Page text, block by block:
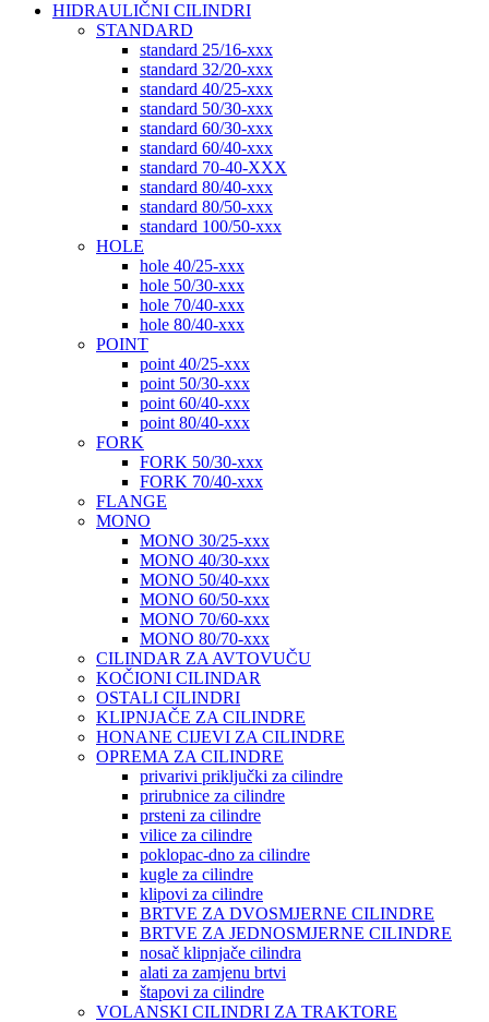
HIDRAULIČNI CILINDRI
STANDARD
standard 25/16-xxx
standard 32/20-xxx
standard 40/25-xxx
standard 50/30-xxx
standard 60/30-xxx
standard 60/40-xxx
standard 70-40-XXX
standard 80/40-xxx
standard 80/50-xxx
standard 100/50-xxx
HOLE
hole 40/25-xxx
hole 50/30-xxx
hole 70/40-xxx
hole 80/40-xxx
POINT
point 40/25-xxx
point 50/30-xxx
point 60/40-xxx
point 80/40-xxx
FORK
FORK 50/30-xxx
FORK 70/40-xxx
FLANGE
MONO
MONO 30/25-xxx
MONO 40/30-xxx
MONO 50/40-xxx
MONO 60/50-xxx
MONO 70/60-xxx
MONO 80/70-xxx
CILINDAR ZA AVTOVUČU
KOČIONI CILINDAR
OSTALI CILINDRI
KLIPNJAČE ZA CILINDRE
HONANE CIJEVI ZA CILINDRE
OPREMA ZA CILINDRE
privarivi priključki za cilindre
prirubnice za cilindre
prsteni za cilindre
vilice za cilindre
poklopac-dno za cilindre
kugle za cilindre
klipovi za cilindre
BRTVE ZA DVOSMJERNE CILINDRE
BRTVE ZA JEDNOSMJERNE CILINDRE
nosač klipnjače cilindra
alati za zamjenu brtvi
štapovi za cilindre
VOLANSKI CILINDRI ZA TRAKTORE